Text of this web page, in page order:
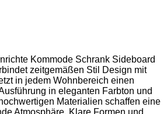
Kommode Schrank Sideboard
zeitgemäßen Stil Design mit
in jedem Wohnbereich einen
in eleganten Farbton und
Materialien schaffen eine
Atmosphäre. Klare Formen und